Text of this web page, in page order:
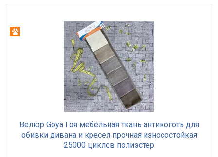
Велюр Goya Гоя мебельная ткань антикоготь для
обивки дивана и кресел прочная износостойкая
25000 циклов полиэстер